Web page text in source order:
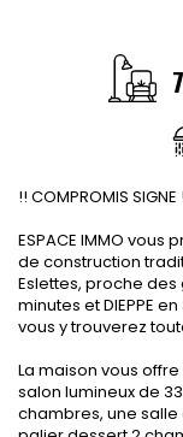
!! COMPROMIS SIGNE
ESPACE IMMO vous
de construction
Eslettes, proche des
minutes et DIEPPE
vous y trouverez
La maison vous
salon lumineux de
chambres, une salle